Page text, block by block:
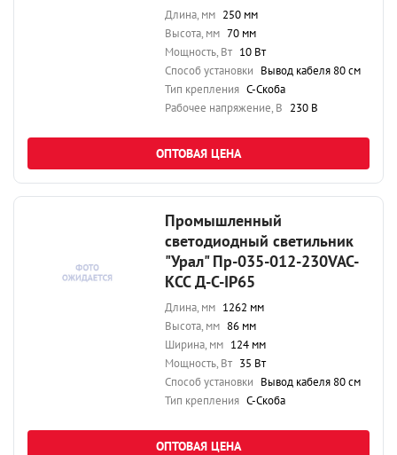
Длина, мм 250 мм
Высота, мм 70 мм
Мощность, Вт 10 Вт
Способ установки Вывод кабеля 80 см
Тип крепления С-Скоба
Рабочее напряжение, В 230 В
ОПТОВАЯ ЦЕНА
Промышленный
светодиодный светильник
"Урал" Пр-035-012-230VAC-
КСС Д-С-IP65
Длина, мм 1262 мм
Высота, мм 86 мм
Ширина, мм 124 мм
Мощность, Вт 35 Вт
Способ установки Вывод кабеля 80 см
Тип крепления С-Скоба
ОПТОВАЯ ЦЕНА